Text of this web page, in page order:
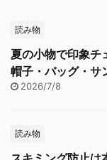
読み物
夏の小物で印象チ
帽子・バッグ・サ
2026/7/8
読み物